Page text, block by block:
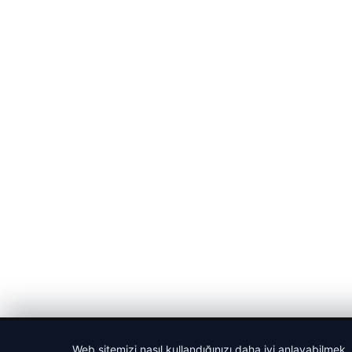
Web sitemizi nasıl kullandığınızı daha iyi